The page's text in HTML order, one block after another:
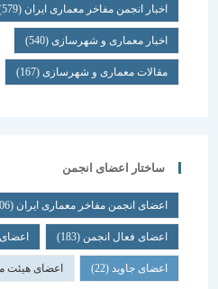
اخبار انجمن مفاخر معماری ایران (579)
اخبار معماری و شهرسازی(540)
مقالات معماری و شهرسازی(167)
ساختار اعضای انجمن
اعضای انجمن مفاخر معماری ایران (206)
اعضای فعال انجمن(183) اعضای هیئت
اعضای جاوید(22) اعضای هیئت مدیره و